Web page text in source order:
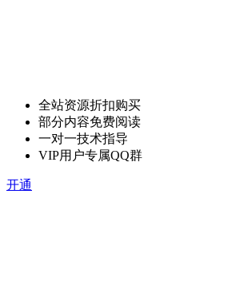
全站资源折扣购买
部分内容免费阅读
一对一技术指导
VIP用户专属QQ群
开通